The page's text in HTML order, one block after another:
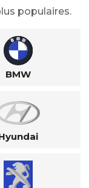
populaires.
BMW